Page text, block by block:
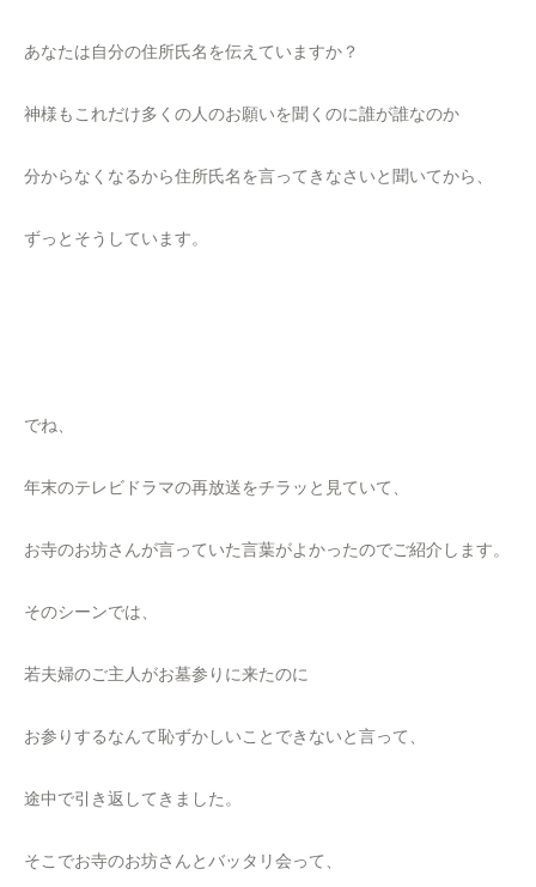
あなたは自分の住所氏名を伝えていますか？
神様もこれだけ多くの人のお願いを聞くのに誰が誰なのか
分からなくなるから住所氏名を言ってきなさいと聞いてから、
ずっとそうしています。
でね、
年末のテレビドラマの再放送をチラッと見ていて、
お寺のお坊さんが言っていた言葉がよかったのでご紹介します。
そのシーンでは、
若夫婦のご主人がお墓参りに来たのに
お参りするなんて恥ずかしいことできないと言って、
途中で引き返してきました。
そこでお寺のお坊さんとバッタリ会って、